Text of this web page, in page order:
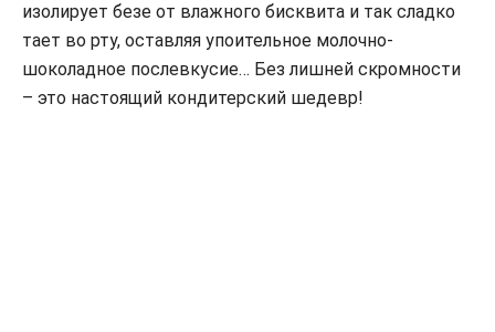
изолирует безе от влажного бисквита и так сладко
тает во рту, оставляя упоительное молочно-
шоколадное послевкусие… Без лишней скромности
– это настоящий кондитерский шедевр!